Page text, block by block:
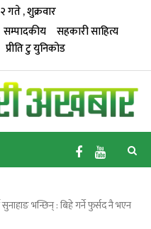
गते , शुक्रवार
सम्पादकीय
सहकारी साहित्य
प्रीति टु युनिकोड
भन्छिन् : बिहे गर्ने फुर्सद नै भएन